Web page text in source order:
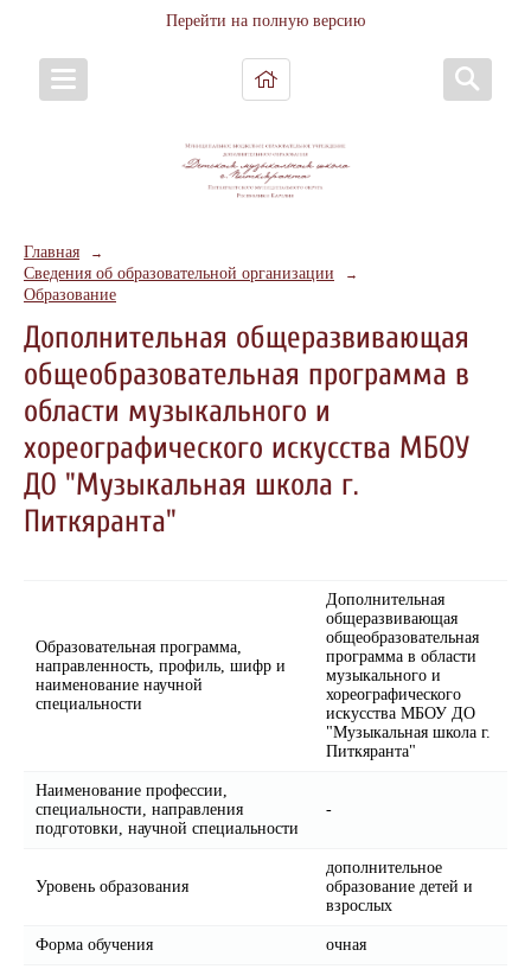
Перейти на полную версию
Главная →
Сведения об образовательной организации →
Образование
Дополнительная общеразвивающая
общеобразовательная программа в
области музыкального и
хореографического искусства МБОУ
ДО "Музыкальная школа г.
Питкяранта"
Образовательная программа,
направленность, профиль, шифр и
наименование научной
специальности
Дополнительная
общеразвивающая
общеобразовательная
программа в области
музыкального и
хореографического
искусства МБОУ ДО
"Музыкальная школа г.
Питкяранта"
Наименование профессии,
специальности, направления
подготовки, научной специальности
-
Уровень образования
дополнительное
образование детей и
взрослых
Форма обучения очная